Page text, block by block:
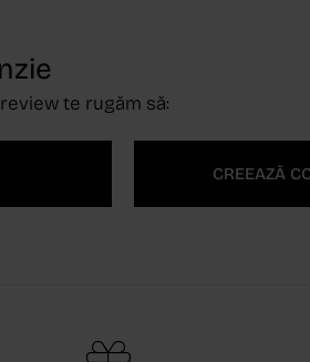
te rugăm să:
CREEAZĂ